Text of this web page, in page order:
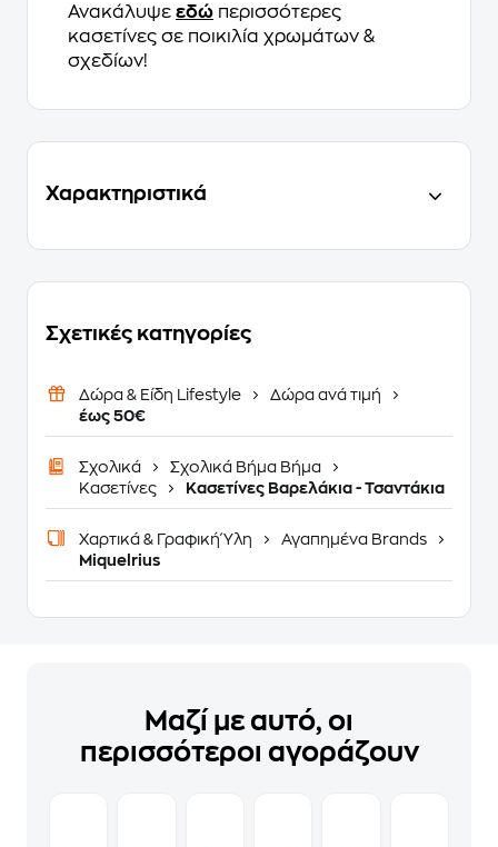
Ανακάλυψε εδώ περισσότερες
κασετίνες σε ποικιλία χρωμάτων &
σχεδίων!
Χαρακτηριστικά
Σχετικές κατηγορίες
Δώρα & Είδη Lifestyle
Δώρα ανά τιμή
έως 50€
Σχολικά
Σχολικά Βήμα Βήμα
Κασετίνες
Κασετίνες Βαρελάκια - Τσαντάκια
Χαρτικά & Γραφική Ύλη
Αγαπημένα Brands
Miquelrius
Μαζί με αυτό, οι
περισσότεροι αγοράζουν